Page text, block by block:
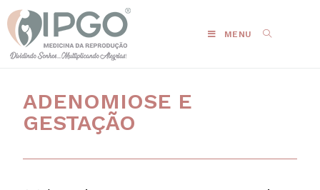
MENU
ADENOMIOSE E
GESTAÇÃO